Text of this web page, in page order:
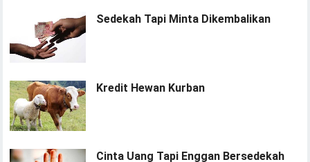
Sedekah Tapi Minta Dikembalikan
Kredit Hewan Kurban
Cinta Uang Tapi Enggan Bersedekah